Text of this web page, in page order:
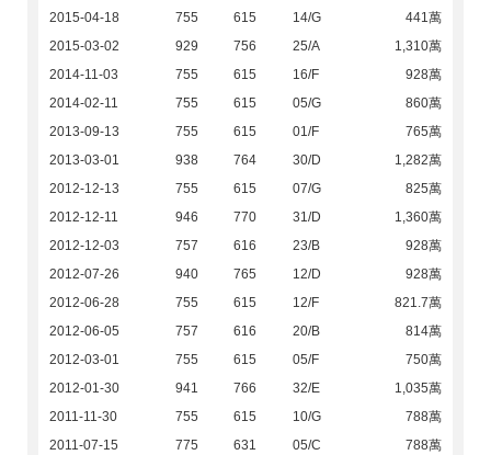
2015-04-18
755 615 14/G
441萬
2015-03-02
929 756 25/A
1,310萬
2014-11-03
755 615 16/F
928萬
2014-02-11
755 615 05/G
860萬
2013-09-13
755 615 01/F
765萬
2013-03-01
938 764 30/D
1,282萬
2012-12-13
755 615 07/G
825萬
2012-12-11
946 770 31/D
1,360萬
2012-12-03
757 616 23/B
928萬
2012-07-26
940 765 12/D
928萬
2012-06-28
755 615 12/F
821.7萬
2012-06-05
757 616 20/B
814萬
2012-03-01
755 615 05/F
750萬
2012-01-30
941 766 32/E
1,035萬
2011-11-30
755 615 10/G
788萬
2011-07-15
775 631 05/C
788萬